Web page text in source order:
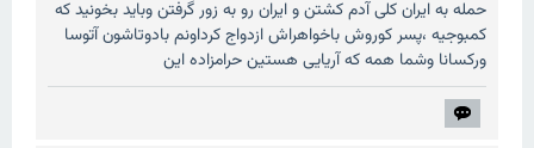
حمله به ایران کلی آدم کشتن و ایران رو به زور گرفتن وباید بخونید که
کمبوجيه ،پسر کوروش باخواهراش ازدواج کرداونم بادوتاشون آتوسا
ورکسانا وشما همه که آریایی هستین حرامزاده این